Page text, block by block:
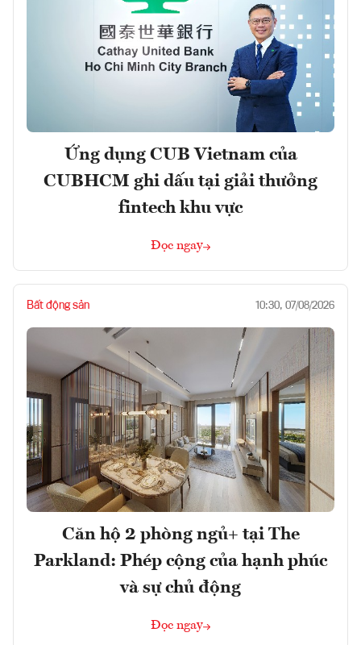
Ứng dụng CUB Vietnam của
CUBHCM ghi dấu tại giải thưởng
fintech khu vực
Đọc ngay
Bất động sản 10:30, 07/08/2026
Căn hộ 2 phòng ngủ+ tại The
Parkland: Phép cộng của hạnh phúc
và sự chủ động
Đọc ngay